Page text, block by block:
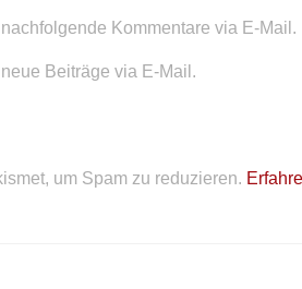
Kommentare via E-Mail.
Beiträge via E-Mail.
um Spam zu reduzieren.